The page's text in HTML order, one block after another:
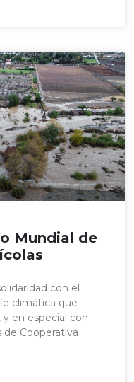
Mundial de
con el
climática que
en especial con
de Cooperativa